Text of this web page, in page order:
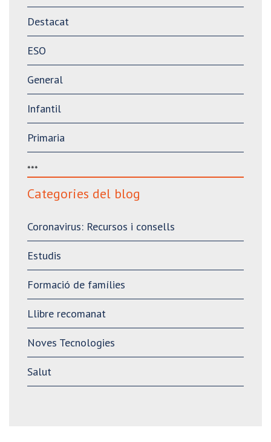
Destacat
ESO
General
Infantil
Primaria
***
Categories del blog
Coronavirus: Recursos i consells
Estudis
Formació de famílies
Llibre recomanat
Noves Tecnologies
Salut